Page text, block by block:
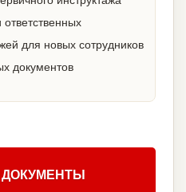
для новых сотрудников
документов